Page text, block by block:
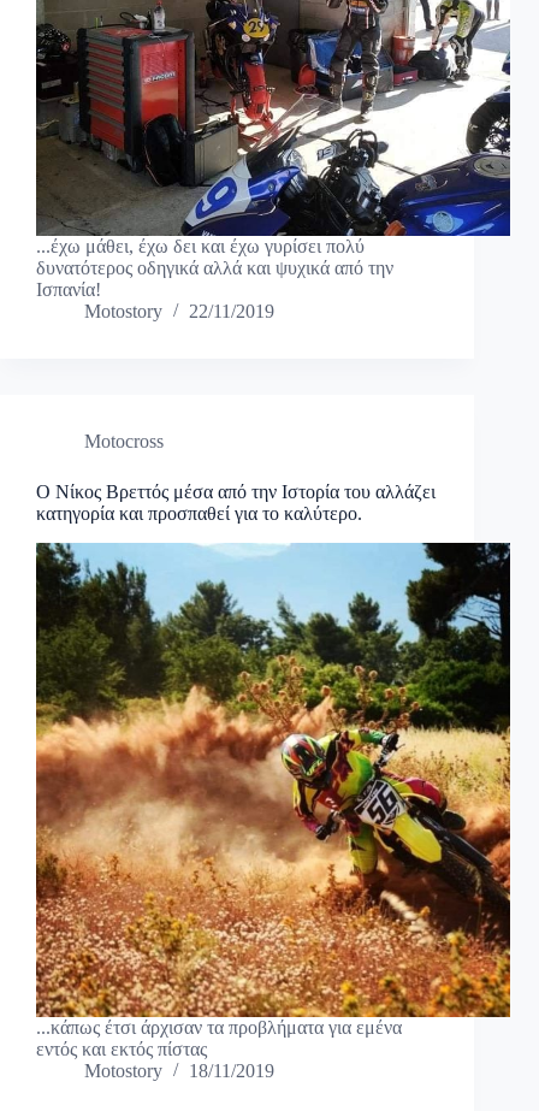
...έχω μάθει, έχω δει και έχω γυρίσει πολύ
δυνατότερος οδηγικά αλλά και ψυχικά από την
Ισπανία!
Motostory
22/11/2019
Motocross
Ο Νίκος Βρεττός μέσα από την Ιστορία του αλλάζει
κατηγορία και προσπαθεί για το καλύτερο.
...κάπως έτσι άρχισαν τα προβλήματα για εμένα
εντός και εκτός πίστας
Motostory
18/11/2019